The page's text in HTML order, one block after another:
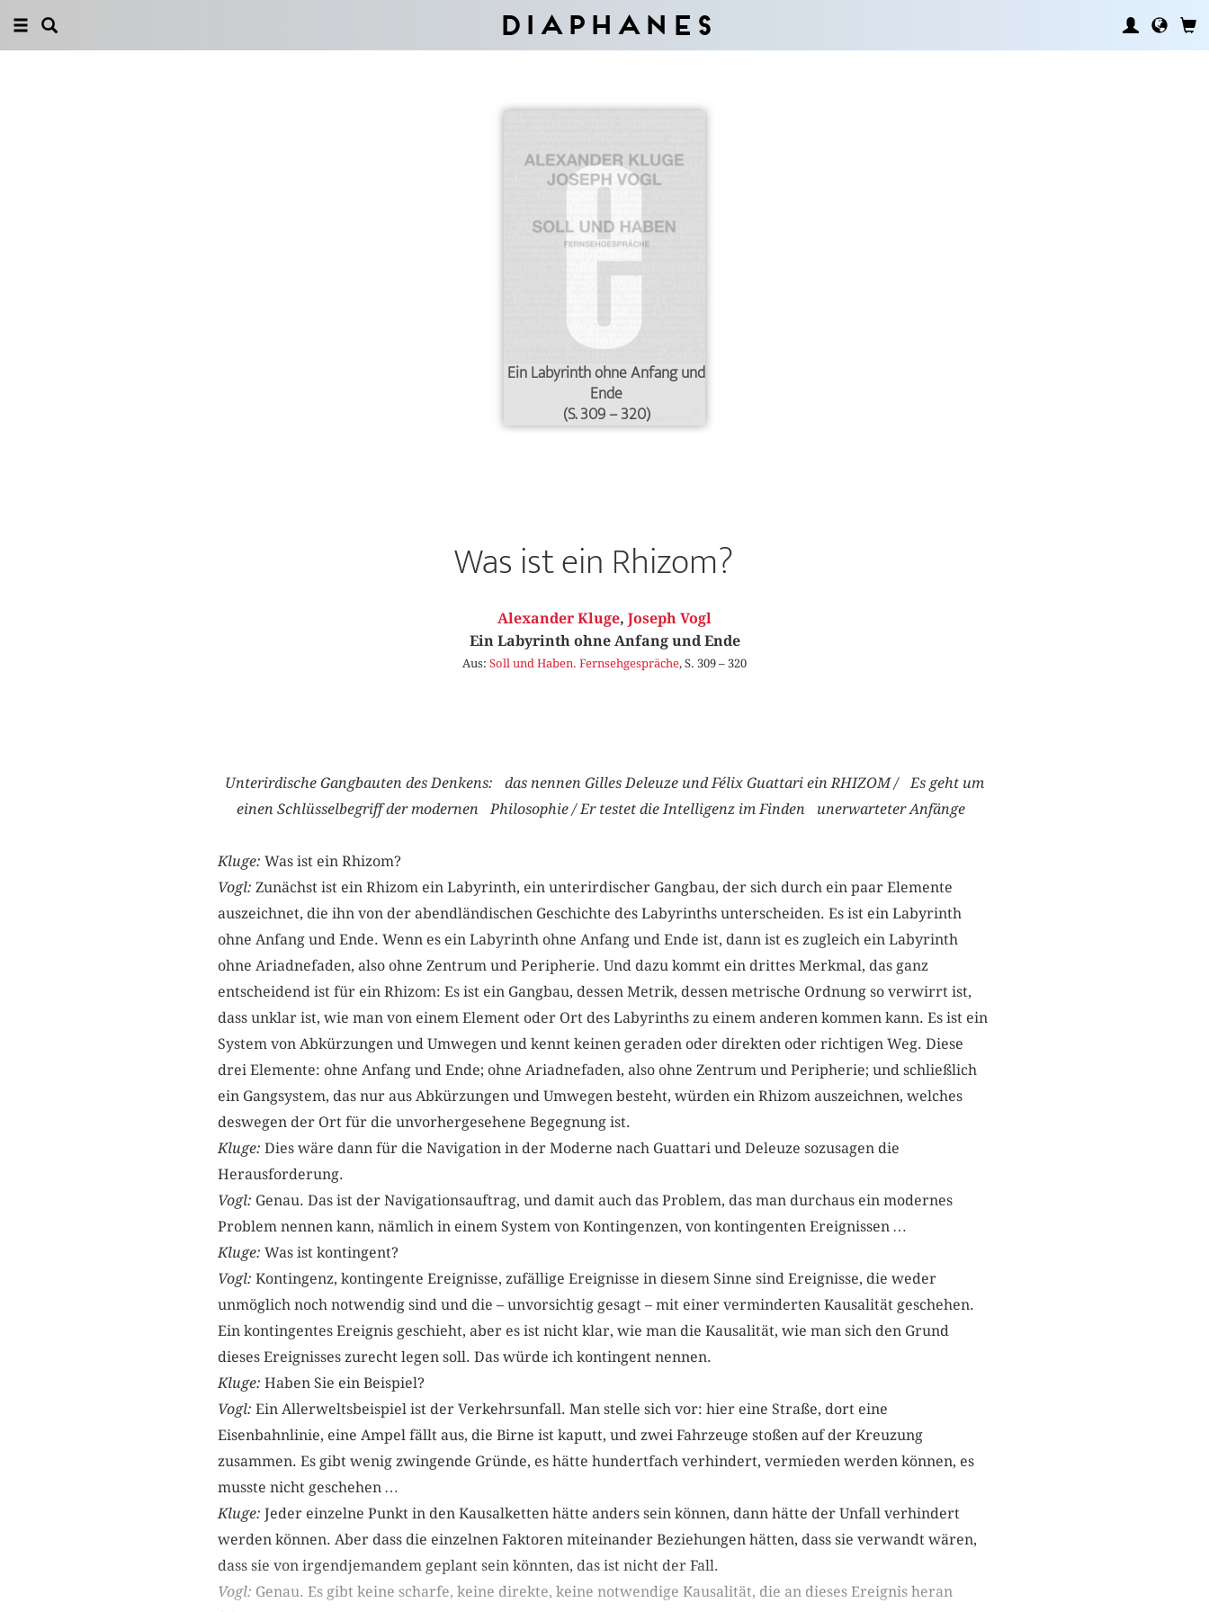
Diaphanes
Ein Labyrinth ohne Anfang und
Ende
(S. 309 – 320)
Was ist ein Rhizom?
Alexander Kluge, Joseph Vogl
Ein Labyrinth ohne Anfang und Ende
Aus: Soll und Haben. Fernsehgespräche, S. 309 – 320
Unterirdische Gangbauten des Denkens: das nennen Gilles Deleuze und Félix Guattari ein RHIZOM / Es geht um
einen Schlüsselbegriff der modernen Philosophie / Er testet die Intelligenz im Finden unerwarteter Anfänge
Kluge: Was ist ein Rhizom?
Vogl: Zunächst ist ein Rhizom ein Labyrinth, ein unterirdischer Gangbau, der sich durch ein paar Elemente
auszeichnet, die ihn von der abendländischen Geschichte des Labyrinths unterscheiden. Es ist ein Labyrinth
ohne Anfang und Ende. Wenn es ein Labyrinth ohne Anfang und Ende ist, dann ist es zugleich ein Labyrinth
ohne Ariadnefaden, also ohne Zentrum und Peripherie. Und dazu kommt ein drittes Merkmal, das ganz
entscheidend ist für ein Rhizom: Es ist ein Gangbau, dessen Metrik, dessen metrische Ordnung so verwirrt ist,
dass unklar ist, wie man von einem Element oder Ort des Labyrinths zu einem anderen kommen kann. Es ist ein
System von Abkürzungen und Umwegen und kennt keinen geraden oder direkten oder richtigen Weg. Diese
drei Elemente: ohne Anfang und Ende; ohne Ariadnefaden, also ohne Zentrum und Peripherie; und schließlich
ein Gangsystem, das nur aus Abkürzungen und Umwegen besteht, würden ein Rhizom auszeichnen, welches
deswegen der Ort für die unvorhergesehene Begegnung ist.
Kluge: Dies wäre dann für die Navigation in der Moderne nach G­uattari und Deleuze sozusagen die
Herausforderung.
Vogl: Genau. Das ist der Navigationsauftrag, und damit auch das Problem, das man durchaus ein modernes
Problem nennen kann, nämlich in einem System von Kontingenzen, von kontingenten Ereignissen …
Kluge: Was ist kontingent?
Vogl: Kontingenz, kontingente Ereignisse, zufällige Ereignisse in diesem Sinne sind Ereignisse, die weder
unmöglich noch notwendig sind und die – unvorsichtig gesagt – mit einer verminderten Kausalität geschehen.
Ein kontingentes Ereignis geschieht, aber es ist nicht klar, wie man die Kausalität, wie man sich den Grund
dieses Ereignisses zurecht legen soll. Das würde ich kontingent nennen.
Kluge: Haben Sie ein Beispiel?
Vogl: Ein Allerweltsbeispiel ist der Verkehrsunfall. Man stelle sich vor: hier eine Straße, dort eine
Eisenbahnlinie, eine Ampel fällt aus, die Birne ist kaputt, und zwei Fahrzeuge stoßen auf der Kreuzung
zusammen. Es gibt wenig zwingende Gründe, es hätte hundertfach verhindert, vermieden werden können, es
musste nicht geschehen …
Kluge: Jeder einzelne Punkt in den Kausalketten hätte anders sein können, dann hätte der Unfall verhindert
werden können. Aber dass die einzelnen Faktoren miteinander Beziehungen hätten, dass sie verwandt wären,
dass sie von irgendjemandem geplant sein könnten, das ist nicht der Fall.
Vogl: Genau. Es gibt keine scharfe, keine direkte, keine notwendige Kausalität, die an dieses Ereignis heran